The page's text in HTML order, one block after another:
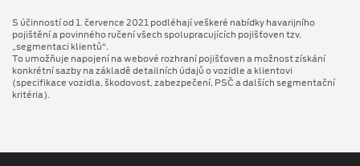
S účinností od 1. července 2021 podléhají veškeré nabídky havarijního
pojištění a povinného ručení všech spolupracujících pojišťoven tzv.
„segmentaci klientů“.
To umožňuje napojení na webové rozhraní pojišťoven a možnost získání
konkrétní sazby na základě detailních údajů o vozidle a klientovi
(specifikace vozidla, škodovost, zabezpečení, PSČ a dalších segmentační
kritéria).